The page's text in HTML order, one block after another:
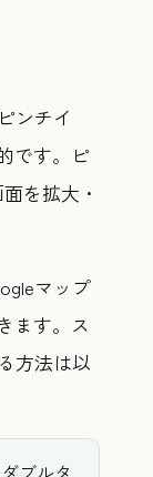
ンチイ
です。ピ
を拡大・
マップ
ます。ス
方法は以
ブルタ